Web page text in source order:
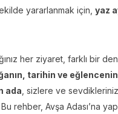
yararlanmak için, yaz
her ziyaret, farklı bir
tarihin ve
ada , sizlere ve
rehber, Avşa Adası’na